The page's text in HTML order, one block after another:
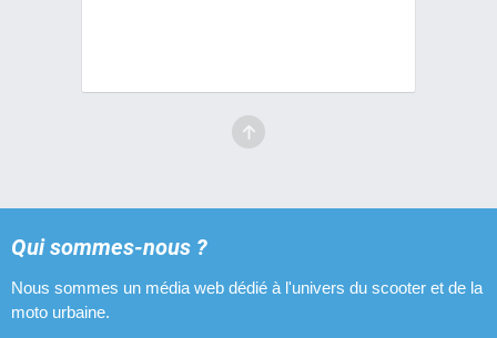
Qui sommes-nous ?
Nous sommes un média web dédié à l'univers du scooter et de la
moto urbaine.